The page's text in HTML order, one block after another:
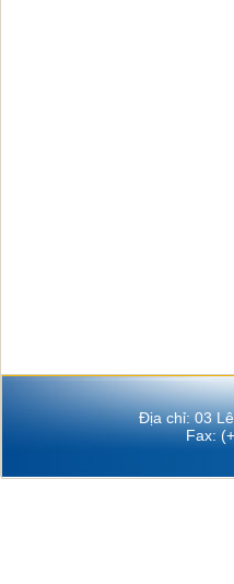
Địa chỉ: 03
Fax: